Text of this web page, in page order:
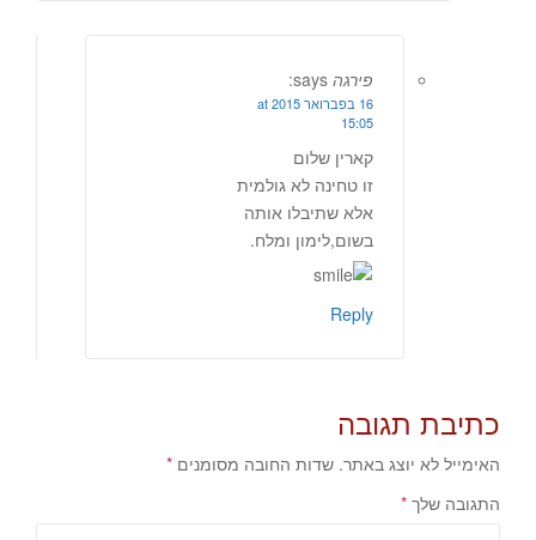
פירגה says:
16 בפברואר 2015 at
15:05
קארין שלום
זו טחינה לא גולמית
אלא שתיבלו אותה
בשום,לימון ומלח.
Reply
כתיבת תגובה
האימייל לא יוצג באתר. שדות החובה מסומנים *
התגובה שלך *